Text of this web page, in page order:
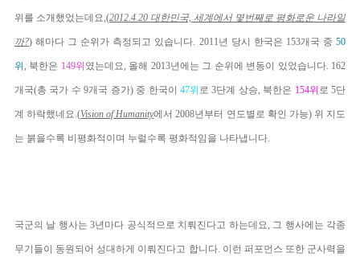
위를 소개했었는데요,(2012.4.20 대한민국, 세계에서 몇번째로 평화로운 나라일
까?) 해마다 그 순위가 측정되고 있습니다. 2011년 당시 한국은 153개국 중 50
위 , 북한은 149위 였는데요, 올해 2013년에는 그 순위에 변동이 있었습니다. 162
개국(총 국가 수 9개국 증가) 중 한국이 47위 로 3단계 상승, 북한은 154위 로 5단
계 하락했네요.(Vision of Humanity에서 2008년부터 연도별로 확인 가능) 위 지도
는 붉을수록 비평화적이며 누럴수록 평화적임을 나타냅니다.
국군의 날 행사는 3년마다 공식적으로 치뤄진다고 하는데요, 그 행사에는 각종
무기들이 동원되어 성대하게 이뤄진다고 합니다. 이런 퍼포먼스 또한 군사력을